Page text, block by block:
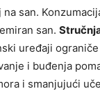
san.
san.
uređaji
i buđenja
i smanjujući